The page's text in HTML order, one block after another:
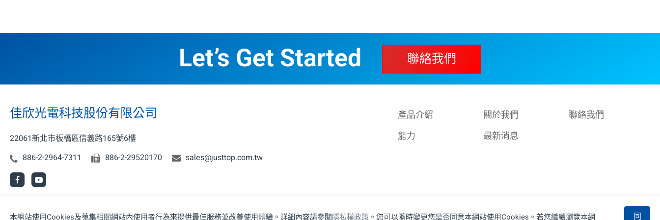
Let’s Get Started 聯絡我們
產品介紹
能力
關於我們
最新消息
聯絡我們
佳欣光電科技股份有限公司
22061新北市板橋區信義路165號6樓
886-2-2964-7311
886-2-29520170 sales@justtop.com.tw
本網站使用Cookies及蒐集相關網站內使用者行為來提供最佳服務並改善使用體驗。詳細內容請參閱隱私權政策 。您可以隨時變更您是否同意本網站使用Cookies。若您繼續瀏覽本網 同